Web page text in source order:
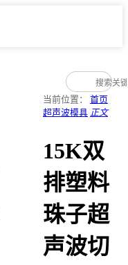
当前位置： 首页
超声波模具 正文
15K双
排塑料
珠子超
声波切